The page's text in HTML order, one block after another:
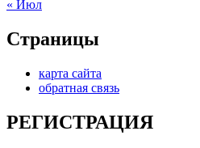
« Июл
Страницы
карта сайта
обратная связь
РЕГИСТРАЦИЯ